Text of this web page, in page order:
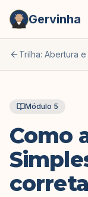
Gervinha
Trilha: Abertura
Módulo 5
Como